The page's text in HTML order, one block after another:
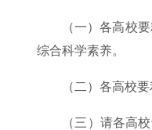
（一）各高校
综合科学素养。
（二）各高校
（三）请各高